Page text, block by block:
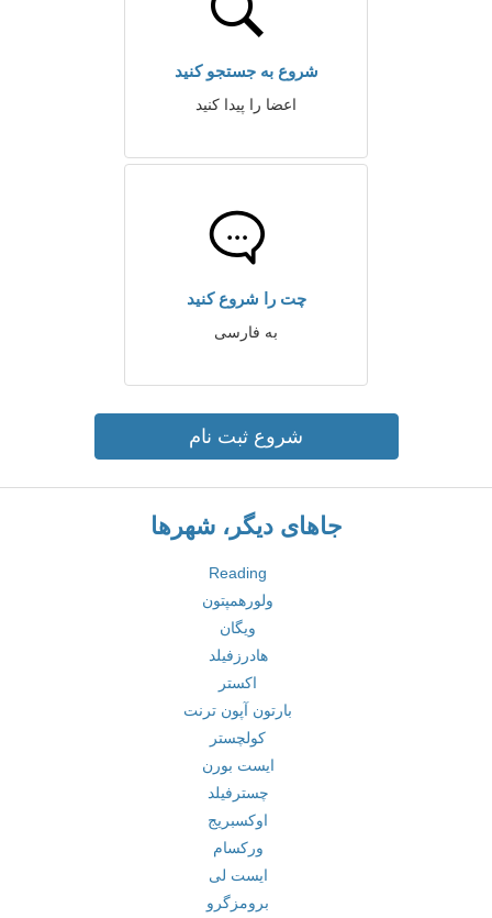
شروع به جستجو کنید
اعضا را پیدا کنید
چت را شروع کنید
به فارسی
شروع ثبت نام
جاهای دیگر، شهرها
Reading
ولورهمپتون
ویگان
هادرزفیلد
اکستر
بارتون آپون ترنت
کولچستر
ایست بورن
چسترفیلد
اوکسبریج
ورکسام
ایست لی
برومزگرو